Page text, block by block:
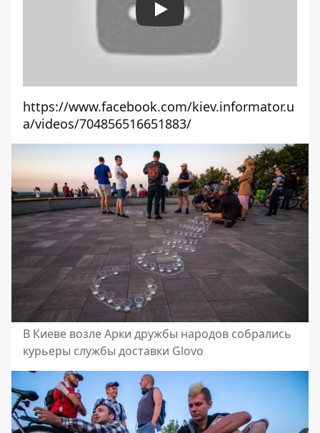
Play
https://www.facebook.com/kiev.informator.u
a/videos/704856516651883/
В Киеве возле Арки дружбы народов собрались
курьеры службы доставки Glovo